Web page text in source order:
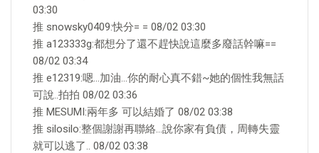
03:30
推 snowsky0409:快分= = 08/02 03:30
推 a123333g:都想分了還不趕快說這麼多廢話幹嘛==
08/02 03:34
推 e12319:嗯…加油…你的耐心真不錯~她的個性我無話
可說..拍拍 08/02 03:36
推 MESUMI:兩年多 可以結婚了 08/02 03:38
推 silosilo:整個謝謝再聯絡…說你家有負債，周轉失靈
就可以逃了.. 08/02 03:38